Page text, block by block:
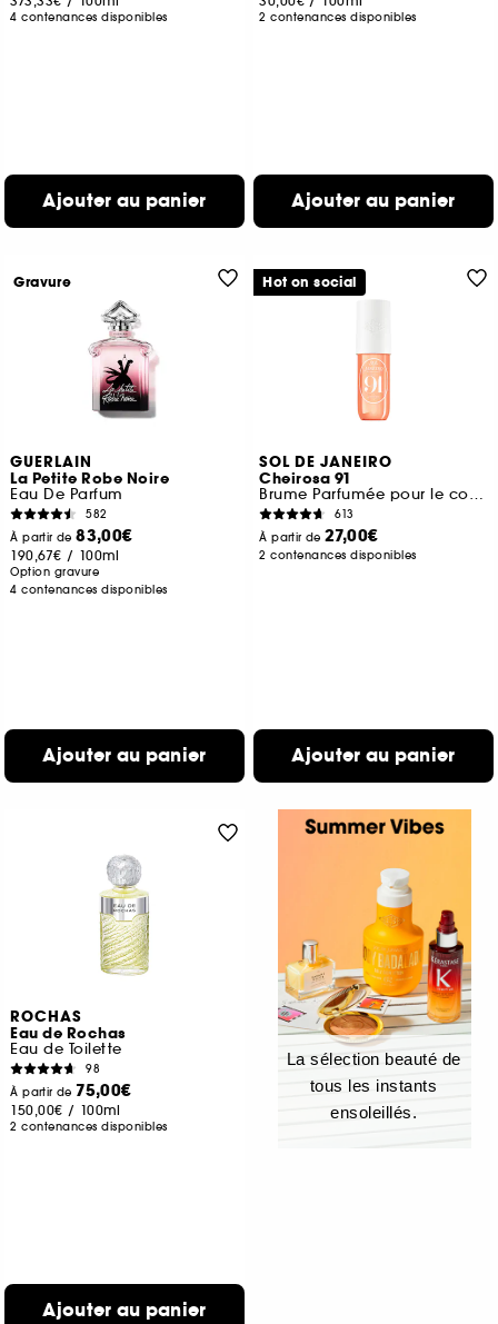
4 contenances disponibles
Ajouter au panier
2 contenances disponibles
Ajouter au panier
GUERLAIN
La Petite Robe Noire
Eau De Parfum
582
À partir de83,00€
190,67€ / 100ml
Option gravure
4 contenances disponibles
Ajouter au panier
Gravure
SOL DE JANEIRO
Cheirosa 91
Brume Parfumée pour le corps et les cheveux
613
À partir de27,00€
2 contenances disponibles
Ajouter au panier
Hot on social
ROCHAS
Eau de Rochas
Eau de Toilette
98
À partir de 75,00€
150,00€ / 100ml
2 contenances disponibles
Ajouter au panier
La sélection beauté de
tous les instants
ensoleillés.